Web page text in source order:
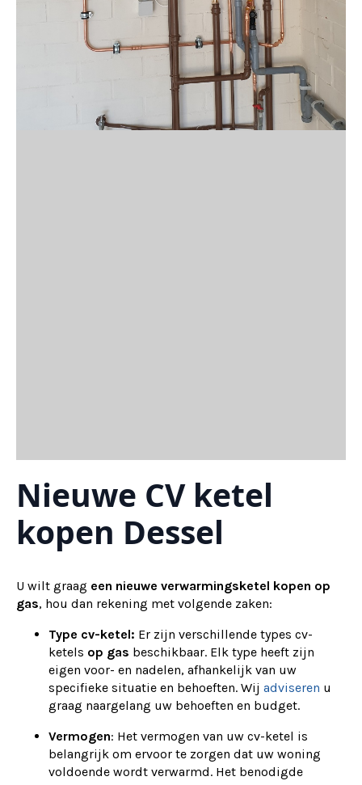
Nieuwe CV ketel
kopen Dessel
U wilt graag een nieuwe verwarmingsketel kopen op
gas, hou dan rekening met volgende zaken:
Type cv-ketel: Er zijn verschillende types cv-
ketels op gas beschikbaar. Elk type heeft zijn
eigen voor- en nadelen, afhankelijk van uw
specifieke situatie en behoeften. Wij adviseren u
graag naargelang uw behoeften en budget.
Vermogen: Het vermogen van uw cv-ketel is
belangrijk om ervoor te zorgen dat uw woning
voldoende wordt verwarmd. Het benodigde